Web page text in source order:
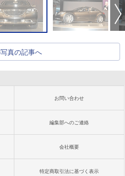
真の記事へ
お問い合わせ
編集部へのご連絡
会社概要
特定商取引法に基づく表示